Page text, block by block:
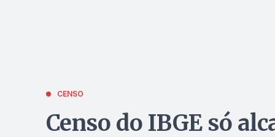
CENSO
Censo do IBGE só